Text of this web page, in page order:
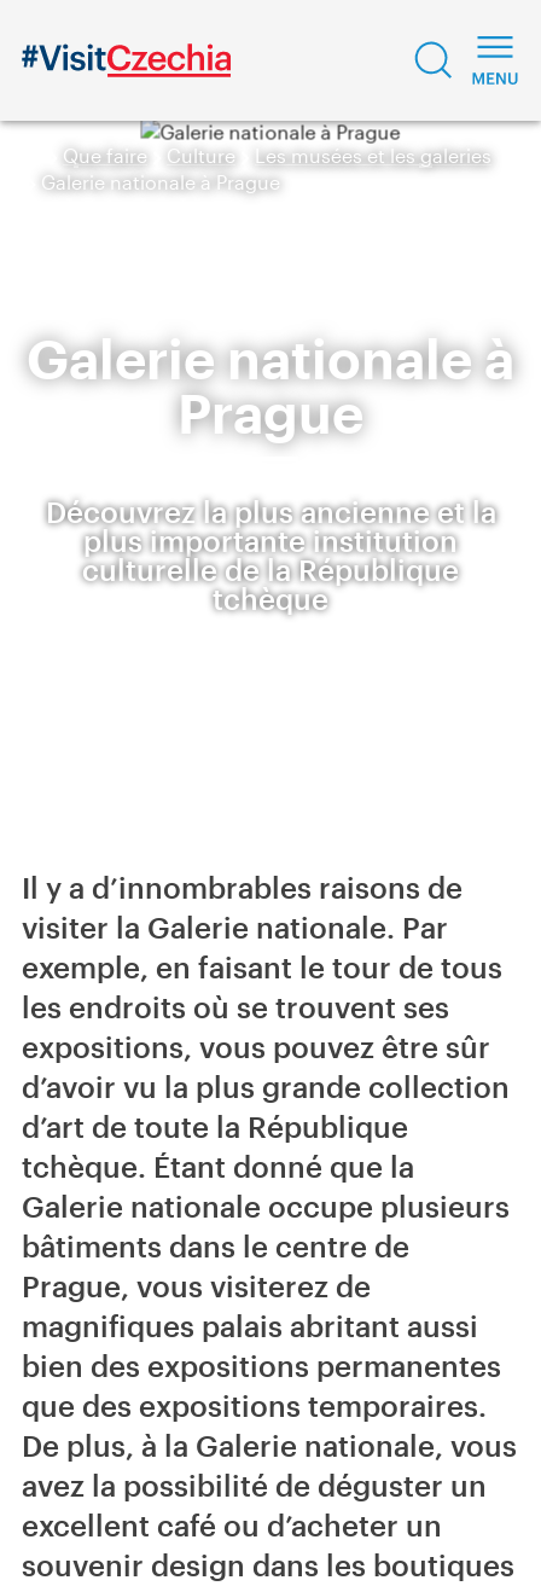
Que faire Culture
Les musées et les galeries
Galerie nationale à Prague
Galerie nationale à
Prague
Découvrez la plus ancienne et la
plus importante institution
culturelle de la République
tchèque
Il y a d’innombrables raisons de
visiter la Galerie nationale. Par
exemple, en faisant le tour de tous
les endroits où se trouvent ses
expositions, vous pouvez être sûr
d’avoir vu la plus grande collection
d’art de toute la République
tchèque. Étant donné que la
Galerie nationale occupe plusieurs
bâtiments dans le centre de
Prague, vous visiterez de
magnifiques palais abritant aussi
bien des expositions permanentes
que des expositions temporaires.
De plus, à la Galerie nationale, vous
avez la possibilité de déguster un
excellent café ou d’acheter un
souvenir design dans les boutiques